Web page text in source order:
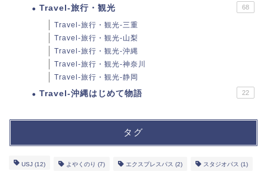
Travel-旅行・観光 68
Travel-旅行・観光-三重
Travel-旅行・観光-山梨
Travel-旅行・観光-沖縄
Travel-旅行・観光-神奈川
Travel-旅行・観光-静岡
Travel-沖縄はじめて物語 22
タグ
USJ (12) よやくのり (7) エクスプレスパス (2) スタジオパス (1)